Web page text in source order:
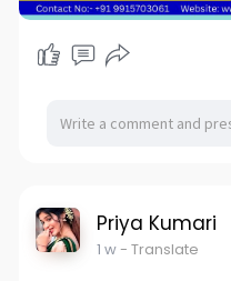
Priya Kumari
1 w- Translate